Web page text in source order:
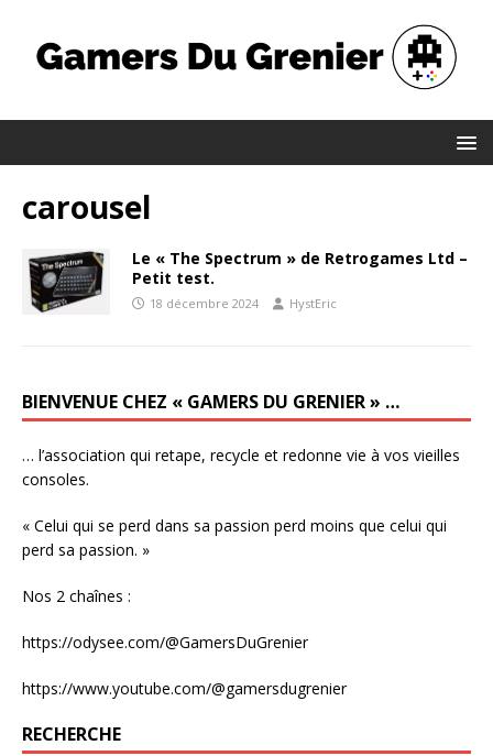
carousel
Le « The Spectrum » de Retrogames Ltd –
Petit test.
18 décembre 2024 HystEric
BIENVENUE CHEZ « GAMERS DU GRENIER » …
… l’association qui retape, recycle et redonne vie à vos vieilles
consoles.
« Celui qui se perd dans sa passion perd moins que celui qui
perd sa passion. »
Nos 2 chaînes :
https://odysee.com/@GamersDuGrenier
https://www.youtube.com/@gamersdugrenier
RECHERCHE